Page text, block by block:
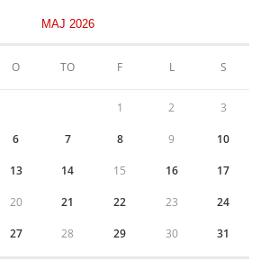
MAJ 2026
O TO F L S
1 2 3
6 7 8 9 10
13 14 15 16 17
20 21 22 23 24
27 28 29 30 31